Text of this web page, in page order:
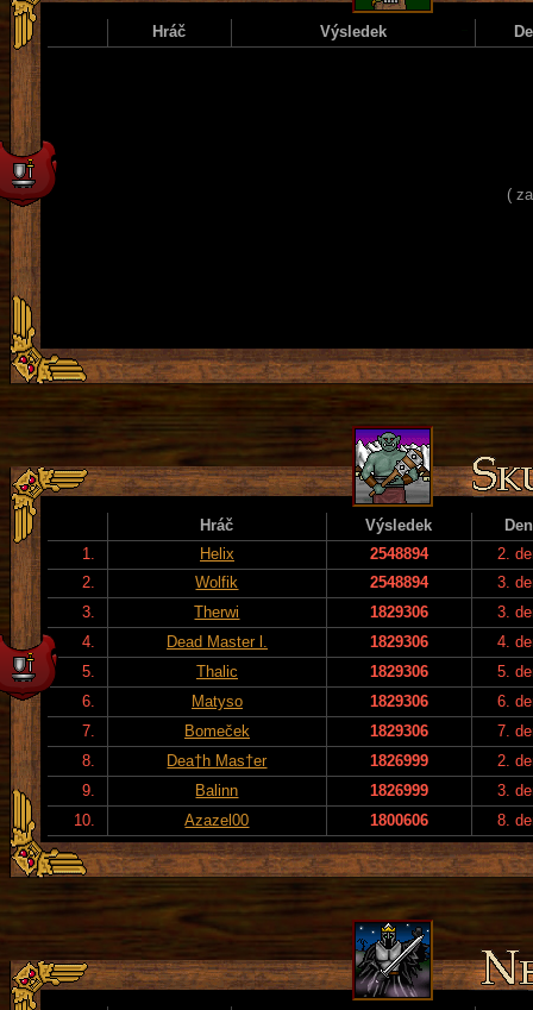
Hráč Výsledek
(
Hráč Výsledek
Den
1.
Helix 2548894
2.
2.
Wolfik 2548894
3.
3.
Therwi 1829306
3.
4.
Dead Master l. 1829306
4.
5.
Thalic 1829306
5.
6.
Matyso 1829306
6.
7.
Bomeček 1829306
7.
8.
Dea†h Mas†er 1826999
2.
9.
Balinn 1826999
3.
10.
Azazel00 1800606 8.